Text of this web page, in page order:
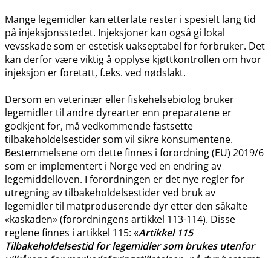
Mange legemidler kan etterlate rester i spesielt lang tid
på injeksjonsstedet. Injeksjoner kan også gi lokal
vevsskade som er estetisk uakseptabel for forbruker. Det
kan derfor være viktig å opplyse kjøttkontrollen om hvor
injeksjon er foretatt, f.eks. ved nødslakt.
Dersom en veterinær eller fiskehelsebiolog bruker
legemidler til andre dyrearter enn preparatene er
godkjent for, må vedkommende fastsette
tilbakeholdelsestider som vil sikre konsumentene.
Bestemmelsene om dette finnes i forordning (EU) 2019/6
som er implementert i Norge ved en endring av
legemiddelloven. I forordningen er det nye regler for
utregning av tilbakeholdelsestider ved bruk av
legemidler til matproduserende dyr etter den såkalte
«kaskaden» (forordningens artikkel 113-114). Disse
reglene finnes i artikkel 115: «Artikkel 115
Tilbakeholdelsestid for legemidler som brukes utenfor